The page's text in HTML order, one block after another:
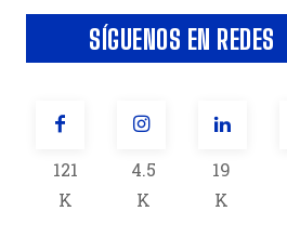
SÍGUENOS EN REDES
121
K
4.5
K
19
K